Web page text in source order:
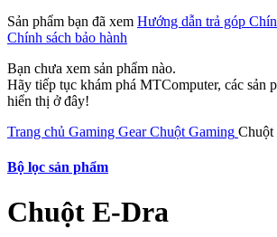
Sản phẩm bạn đã xem Hướng dẫn trả góp
Chính sách bảo hành
Bạn chưa xem sản phẩm nào.
Hãy tiếp tục khám phá MTComputer, các sản
hiển thị ở đây!
Trang chủ Gaming Gear Chuột Gaming Chuột
Bộ lọc sản phẩm
Chuột E-Dra